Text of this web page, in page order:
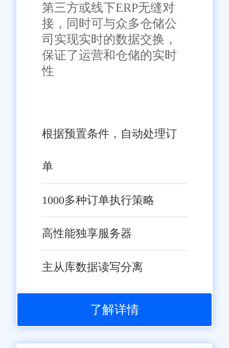
第三方或线下ERP无缝对
接，同时可与众多仓储公
司实现实时的数据交换，
保证了运营和仓储的实时
性
根据预置条件，自动处理订
单
1000多种订单执行策略
高性能独享服务器
主从库数据读写分离
了解详情